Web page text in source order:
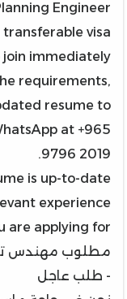
Engineer
visa
join immediately
requirements,
resume to
at +965
9796 2019.
is up-to-date
experience
are applying for.
مطلوب مهندس
- طلب عاجل